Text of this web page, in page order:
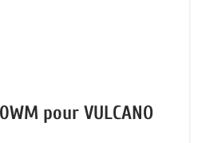
pour VULCANO